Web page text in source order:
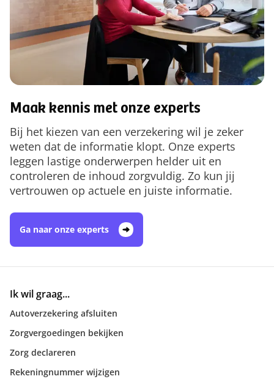
Maak kennis met onze experts
Bij het kiezen van een verzekering wil je zeker
weten dat de informatie klopt. Onze experts
leggen lastige onderwerpen helder uit en
controleren de inhoud zorgvuldig. Zo kun jij
vertrouwen op actuele en juiste informatie.
Ga naar onze experts
Ik wil graag...
Autoverzekering afsluiten
Zorgvergoedingen bekijken
Zorg declareren
Rekeningnummer wijzigen